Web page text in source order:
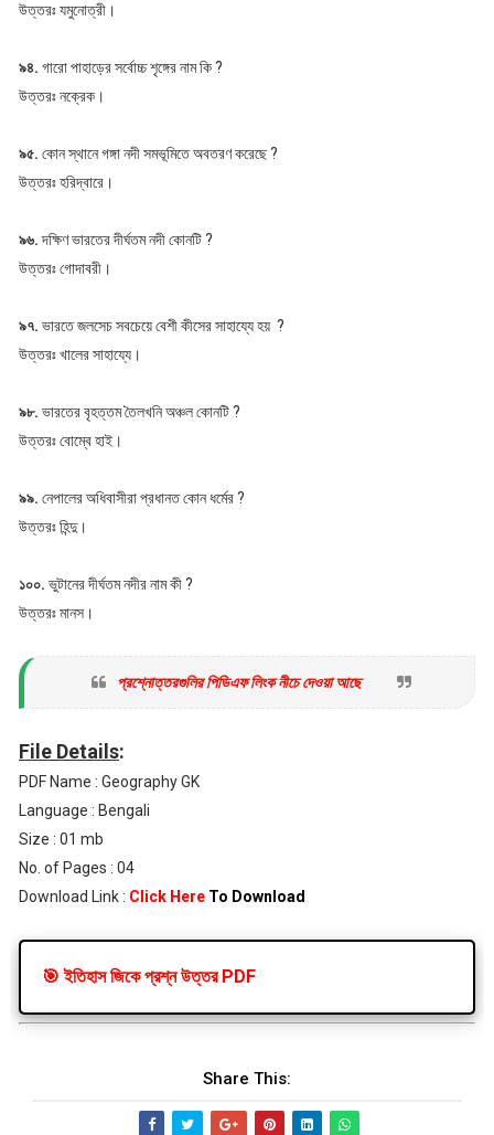
উত্তরঃ যমুনোত্রী।
৯৪. গারো পাহাড়ের সর্বোচ্চ শৃঙ্গের নাম কি ?
উত্তরঃ নক্রেক।
৯৫. কোন স্থানে গঙ্গা নদী সমভূমিতে অবতরণ করেছে ?
উত্তরঃ হরিদ্বারে।
৯৬.দক্ষিণ ভারতের দীর্ঘতম নদী কোনটি ?
উত্তরঃ গোদাবরী।
৯৭. ভারতে জলসেচ সবচেয়ে বেশী কীসের সাহায্যে হয় ?
উত্তরঃ খালের সাহায্যে।
৯৮. ভারতের বৃহত্তম তৈলখনি অঞ্চল কোনটি ?
উত্তরঃ বোম্বে হাই।
৯৯. নেপালের অধিবাসীরা প্রধানত কোন ধর্মের ?
উত্তরঃ হিন্দু।
১০০. ভুটানের দীর্ঘতম নদীর নাম কী ?
উত্তরঃ মানস।
প্রশ্নোত্তরগুলির পিডিএফ লিংক নীচে দেওয়া আছে
File Details:
PDF Name : Geography GK
Language : Bengali
Size : 01 mb
No. of Pages : 04
Download Link : Click Here To Download
🎯 ইতিহাস জিকে প্রশ্ন উত্তর PDF
Share This: